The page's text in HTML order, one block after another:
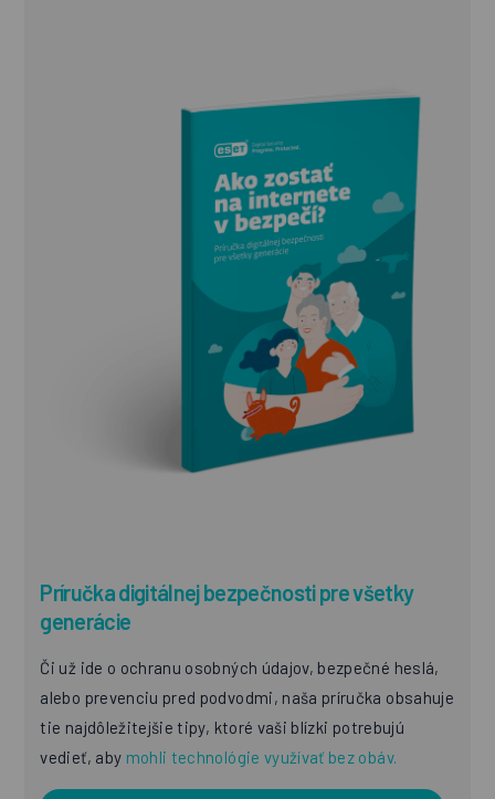
Príručka digitálnej bezpečnosti pre všetky
generácie
Či už ide o ochranu osobných údajov, bezpečné heslá,
alebo prevenciu pred podvodmi, naša príručka obsahuje
tie najdôležitejšie tipy, ktoré vaši blízki potrebujú
vedieť, aby mohli technológie využívať bez obáv.